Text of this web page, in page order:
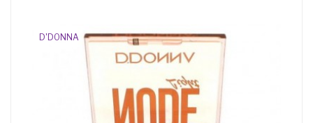
D'DONNA